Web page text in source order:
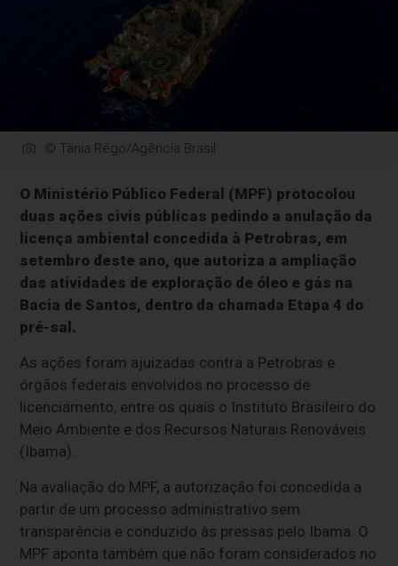
© Tânia Rêgo/Agência Brasil
O Ministério Público Federal (MPF) protocolou
duas ações civis públicas pedindo a anulação da
licença ambiental concedida à Petrobras, em
setembro deste ano, que autoriza a ampliação
das atividades de exploração de óleo e gás na
Bacia de Santos, dentro da chamada Etapa 4 do
pré-sal.
As ações foram ajuizadas contra a Petrobras e
órgãos federais envolvidos no processo de
licenciamento, entre os quais o Instituto Brasileiro do
Meio Ambiente e dos Recursos Naturais Renováveis
(Ibama).
Na avaliação do MPF, a autorização foi concedida a
partir de um processo administrativo sem
transparência e conduzido às pressas pelo Ibama. O
MPF aponta também que não foram considerados no